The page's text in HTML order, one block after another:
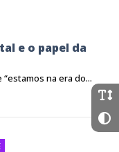
e o papel da
na era do...